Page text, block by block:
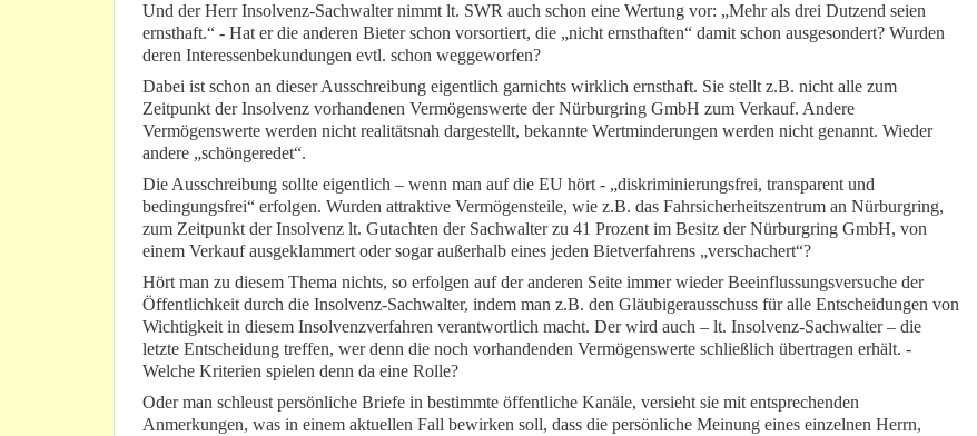
Und der Herr Insolvenz-Sachwalter nimmt lt. SWR auch schon eine Wertung vor: „Mehr als drei Dutzend seien
ernsthaft.“ - Hat er die anderen Bieter schon vorsortiert, die „nicht ernsthaften“ damit schon ausgesondert? Wurden
deren Interessenbekundungen evtl. schon weggeworfen?
Dabei ist schon an dieser Ausschreibung eigentlich garnichts wirklich ernsthaft. Sie stellt z.B. nicht alle zum
Zeitpunkt der Insolvenz vorhandenen Vermögenswerte der Nürburgring GmbH zum Verkauf. Andere
Vermögenswerte werden nicht realitätsnah dargestellt, bekannte Wertminderungen werden nicht genannt. Wieder
andere „schöngeredet“.
Die Ausschreibung sollte eigentlich – wenn man auf die EU hört - „diskriminierungsfrei, transparent und
bedingungsfrei“ erfolgen. Wurden attraktive Vermögensteile, wie z.B. das Fahrsicherheitszentrum an Nürburgring,
zum Zeitpunkt der Insolvenz lt. Gutachten der Sachwalter zu 41 Prozent im Besitz der Nürburgring GmbH, von
einem Verkauf ausgeklammert oder sogar außerhalb eines jeden Bietverfahrens „verschachert“?
Hört man zu diesem Thema nichts, so erfolgen auf der anderen Seite immer wieder Beeinflussungsversuche der
Öffentlichkeit durch die Insolvenz-Sachwalter, indem man z.B. den Gläubigerausschuss für alle Entscheidungen von
Wichtigkeit in diesem Insolvenzverfahren verantwortlich macht. Der wird auch – lt. Insolvenz-Sachwalter – die
letzte Entscheidung treffen, wer denn die noch vorhandenden Vermögenswerte schließlich übertragen erhält. -
Welche Kriterien spielen denn da eine Rolle?
Oder man schleust persönliche Briefe in bestimmte öffentliche Kanäle, versieht sie mit entsprechenden
Anmerkungen, was in einem aktuellen Fall bewirken soll, dass die persönliche Meinung eines einzelnen Herrn,